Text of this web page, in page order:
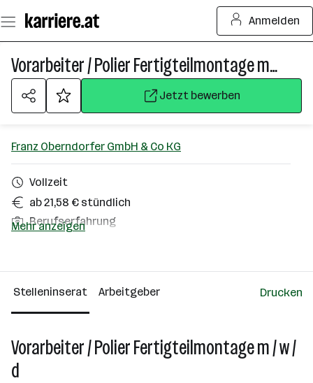
Seiteninhalt
springen
Anmelden
Vorarbeiter / Polier Fertigteilmontage m / w / d
Jetzt bewerben
Franz Oberndorfer GmbH & Co KG
Vollzeit
ab 21,58 € stündlich
Berufserfahrung
Über das Unternehmen
501+ Mitarbeiter*innen
Mehr anzeigen
Stelleninserat Arbeitgeber Drucken
Vorarbeiter / Polier Fertigteilmontage m / w /
d